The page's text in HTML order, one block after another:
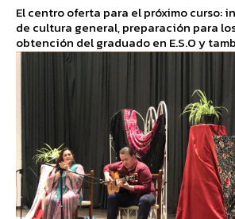
El centro oferta para el próximo curso:
de cultura general, preparación para
obtención del graduado en E.S.O y